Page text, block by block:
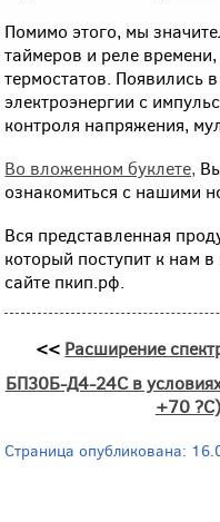
Помимо этого, мы
таймеров и реле
термостатов. Появились
электроэнергии с
контроля напряжения,
Во вложенном буклете,
ознакомиться с нашими
Вся представленная
который поступит к нам
сайте пкип.рф.
<< Расширение
БП30Б-Д4-24С в
+70
Страница опубликована: